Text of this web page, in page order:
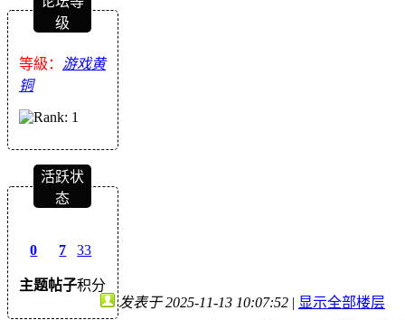
级
等級： 游戏黄
铜
活跃状
态
0
主题
7
帖子
33
积分
发表于 2025-11-13 10:07:52 | 显示全部楼层